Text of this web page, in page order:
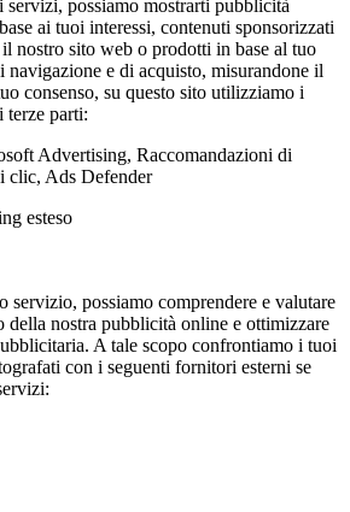
servizi, possiamo mostrarti pubblicità
ai tuoi interessi, contenuti sponsorizzati
nostro sito web o prodotti in base al tuo
navigazione e di acquisto, misurandone il
consenso, su questo sito utilizziamo i
terze parti:
Advertising, Raccomandazioni di
clic, Ads Defender
esteso
servizio, possiamo comprendere e valutare
della nostra pubblicità online e ottimizzare
A tale scopo confrontiamo i tuoi
con i seguenti fornitori esterni se